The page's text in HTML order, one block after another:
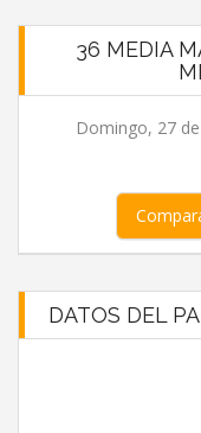
36 MEDIA
Domingo, 27
DATOS DEL